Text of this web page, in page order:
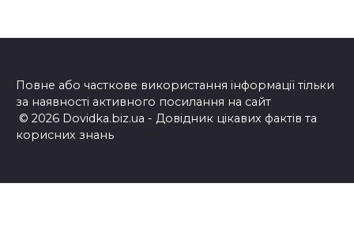
Повне або часткове використання інформації тільки
за наявності активного посилання на сайт
© 2026 Dovidka.biz.ua - Довідник цікавих фактів та
корисних знань